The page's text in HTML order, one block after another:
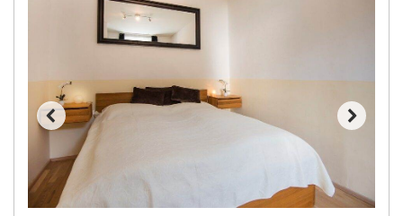
Fieberbrunn fra DKK 6.145
Wagrain fra DKK 4.645
Ischgl fra DKK 7.095
Zell am See fra DKK 4.095
Canazei fra DKK 4.745
Livigno fra DKK 4.145
Ponte di Legno fra DKK 4.745
Bad Gastein fra DKK 4.195
Alleghe fra DKK 5.595
Arabba fra DKK 7.045